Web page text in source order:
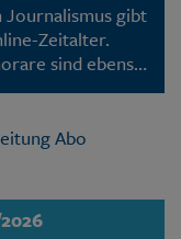
gibt
Zeitalter.
sind ebenso
– nur noch